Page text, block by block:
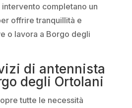
completano un
offrire tranquillità e
o lavora a Borgo degli
di antennista
degli Ortolani
tutte le necessità